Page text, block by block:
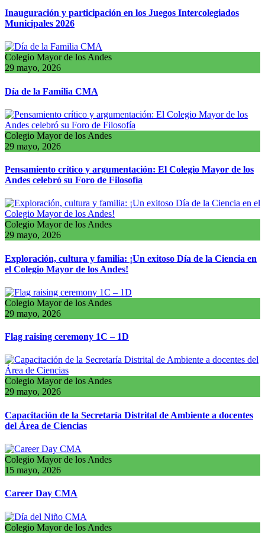
Inauguración y participación en los Juegos Intercolegiados
Municipales 2026
Colegio Mayor de los Andes
29 mayo, 2026
Día de la Familia CMA
Colegio Mayor de los Andes
29 mayo, 2026
Pensamiento crítico y argumentación: El Colegio Mayor de los
Andes celebró su Foro de Filosofía
Colegio Mayor de los Andes
29 mayo, 2026
Exploración, cultura y familia: ¡Un exitoso Día de la Ciencia en
el Colegio Mayor de los Andes!
Colegio Mayor de los Andes
29 mayo, 2026
Flag raising ceremony 1C – 1D
Colegio Mayor de los Andes
29 mayo, 2026
Capacitación de la Secretaría Distrital de Ambiente a docentes
del Área de Ciencias
Colegio Mayor de los Andes
15 mayo, 2026
Career Day CMA
Colegio Mayor de los Andes